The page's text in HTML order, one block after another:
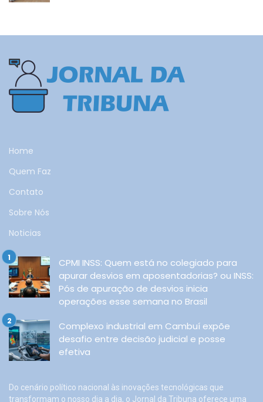
Home
Quem Faz
Contato
Sobre Nós
Noticias
CPMI INSS: Quem está no colegiado para
apurar desvios em aposentadorias? ou INSS:
Pós de apuração de desvios inicia
operações esse semana no Brasil
Complexo industrial em Cambuí expõe
desafio entre decisão judicial e posse
efetiva
Do cenário político nacional às inovações tecnológicas que
transformam o nosso dia a dia, o Jornal da Tribuna oferece uma